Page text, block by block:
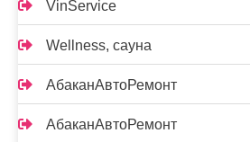
VinService
Wellness, сауна
АбаканАвтоРемонт
АбаканАвтоРемонт